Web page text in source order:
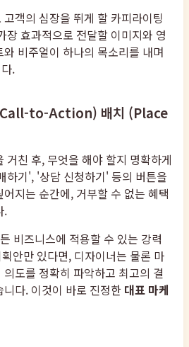
객의 심장을 뛰게 할 카피라이팅
장 효과적으로 전달할 이미지와 영
비주얼이 하나의 목소리를 내며
.
to-Action) 배치 (Place
거친 후, 무엇을 해야 할지 명확하게
하기', '상담 신청하기' 등의 버튼을
지는 순간에, 거부할 수 없는 혜택
.
비즈니스에 적용할 수 있는 강력
안만 있다면, 디자이너는 물론 마
도를 정확히 파악하고 최고의 결
다. 이것이 바로 진정한 대표 마케